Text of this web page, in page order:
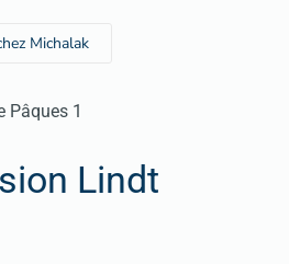
Michalak
Lindt